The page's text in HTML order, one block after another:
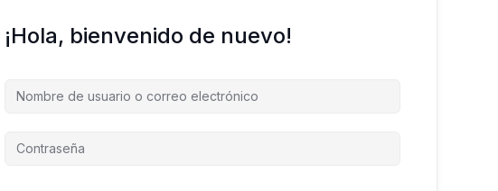
¡Hola, bienvenido de nuevo!